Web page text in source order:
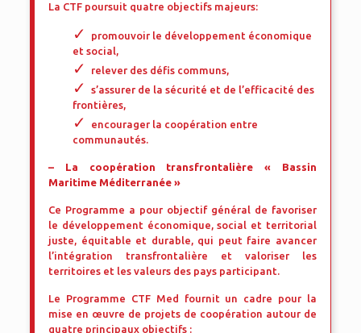
La CTF poursuit quatre objectifs majeurs:
promouvoir le développement économique
et social,
relever des défis communs,
s’assurer de la sécurité et de l’efficacité des
frontières,
encourager la coopération entre
communautés.
– La coopération transfrontalière « Bassin
Maritime Méditerranée »
Ce Programme a pour objectif général de favoriser
le développement économique, social et territorial
juste, équitable et durable, qui peut faire avancer
l’intégration transfrontalière et valoriser les
territoires et les valeurs des pays participant.
Le Programme CTF Med fournit un cadre pour la
mise en œuvre de projets de coopération autour de
quatre principaux objectifs :